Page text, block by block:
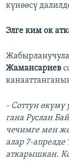
күнөөсү
Элге ким ок
Жамансариев
- Соттун өкүмү
гана Руслан
чечимге мен
алар 7-
аткарышкан.